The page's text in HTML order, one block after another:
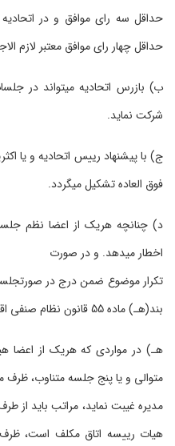
حداقل سه رای موافق و در
حداقل چهار رای موافق معتبر لازم
ب) بازرس اتحادیه می‏تواند در
شرکت نماید.
ج) با پیشنهاد رییس اتحادیه و یا
فوق العاده تشکیل می‏گردد.
د) چنانچه هریک از اعضا نظم
اخطار می‏دهد. و در صورت
تکرار موضوع ضمن درج در صورتجلسه
بند(هـ) ماده 55 قانون نظام صنفی اقدام خواهد شد.
هـ) در مواردی که هریک از اعضا
متوالی و یا پنج جلسه متناوب،
مدیره غیبت نماید، مراتب باید از
هیات رییسه اتاق مکلف ‌است،